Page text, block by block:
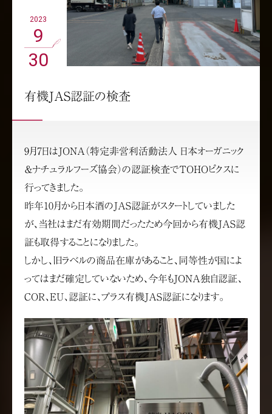
2023
9
30
有機JAS認証の検査
9月7日はJONA（特定非営利活動法人 日本オーガニック
＆ナチュラルフーズ協会）の認証検査でTOHOピクスに
行ってきました。
昨年10月から日本酒のJAS認証がスタートしていました
が、当社はまだ有効期間だったため今回から有機JAS認
証も取得することになりました。
しかし、旧ラベルの商品在庫があること、同等性が国によ
ってはまだ確定していないため、今年もJONA独自認証、
COR、EU、認証に、プラス有機JAS認証になります。